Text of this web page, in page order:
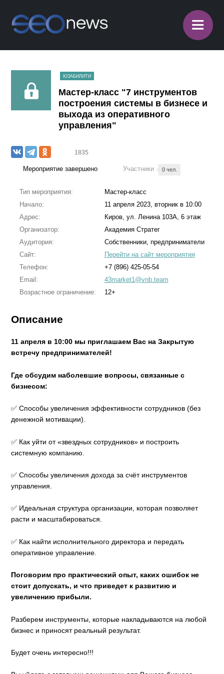
≡
ЮЗАБИЛИТИ
Мастер-класс "7 инструментов
построения системы в бизнесе и
выхода из оперативного
управления"
1835
Мероприятие завершено Участники 0 чел.
Тип мероприятия:
Мастер-класс
Начало:
11 апреля 2023, вторник в 10:00
Адрес:
Киров, ул. Ленина 103А, 6 этаж
Организатор:
Академия Стратег
Аудитория:
Собственники, предприниматели
Сайт:
Перейти на сайт мероприятия
Телефон:
+7 (896) 425-05-54
Email:
43market1@vnb.team
Возрастное ограничение:
12+
Описание
11 апреля в 10:00 мы приглашаем Вас на Закрытую
встречу предпринимателей!
Где обсудим наболевшие вопросы, связанные с
бизнесом:
✅ Способы увеличения эффективности сотрудников (без
денежной мотивации).
✅ Как уйти от «звездных сотрудников» и построить
системную компанию.
✅ Способы увеличения дохода за счёт инструментов
управления.
✅ Идеальная структура организации, которая позволяет
расти и масштабироваться.
✅ Как найти исполнительного директора и передать
оперативное управление.
Поговорим про практический опыт, каких ошибок не
стоит допускать, и что приведет к развитию и
увеличению прибыли.
Разберем инструменты, которые накладываются на любой
бизнес и приносят реальный результат.
Будет очень интересно!!!